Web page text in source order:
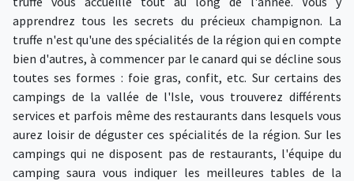
apprendrez tous les secrets du précieux champignon. La
truffe n'est qu'une des spécialités de la région qui en compte
bien d'autres, à commencer par le canard qui se décline sous
toutes ses formes : foie gras, confit, etc. Sur certains des
campings de la vallée de l'Isle, vous trouverez différents
services et parfois même des restaurants dans lesquels vous
aurez loisir de déguster ces spécialités de la région. Sur les
campings qui ne disposent pas de restaurants, l'équipe du
camping saura vous indiquer les meilleures tables de la